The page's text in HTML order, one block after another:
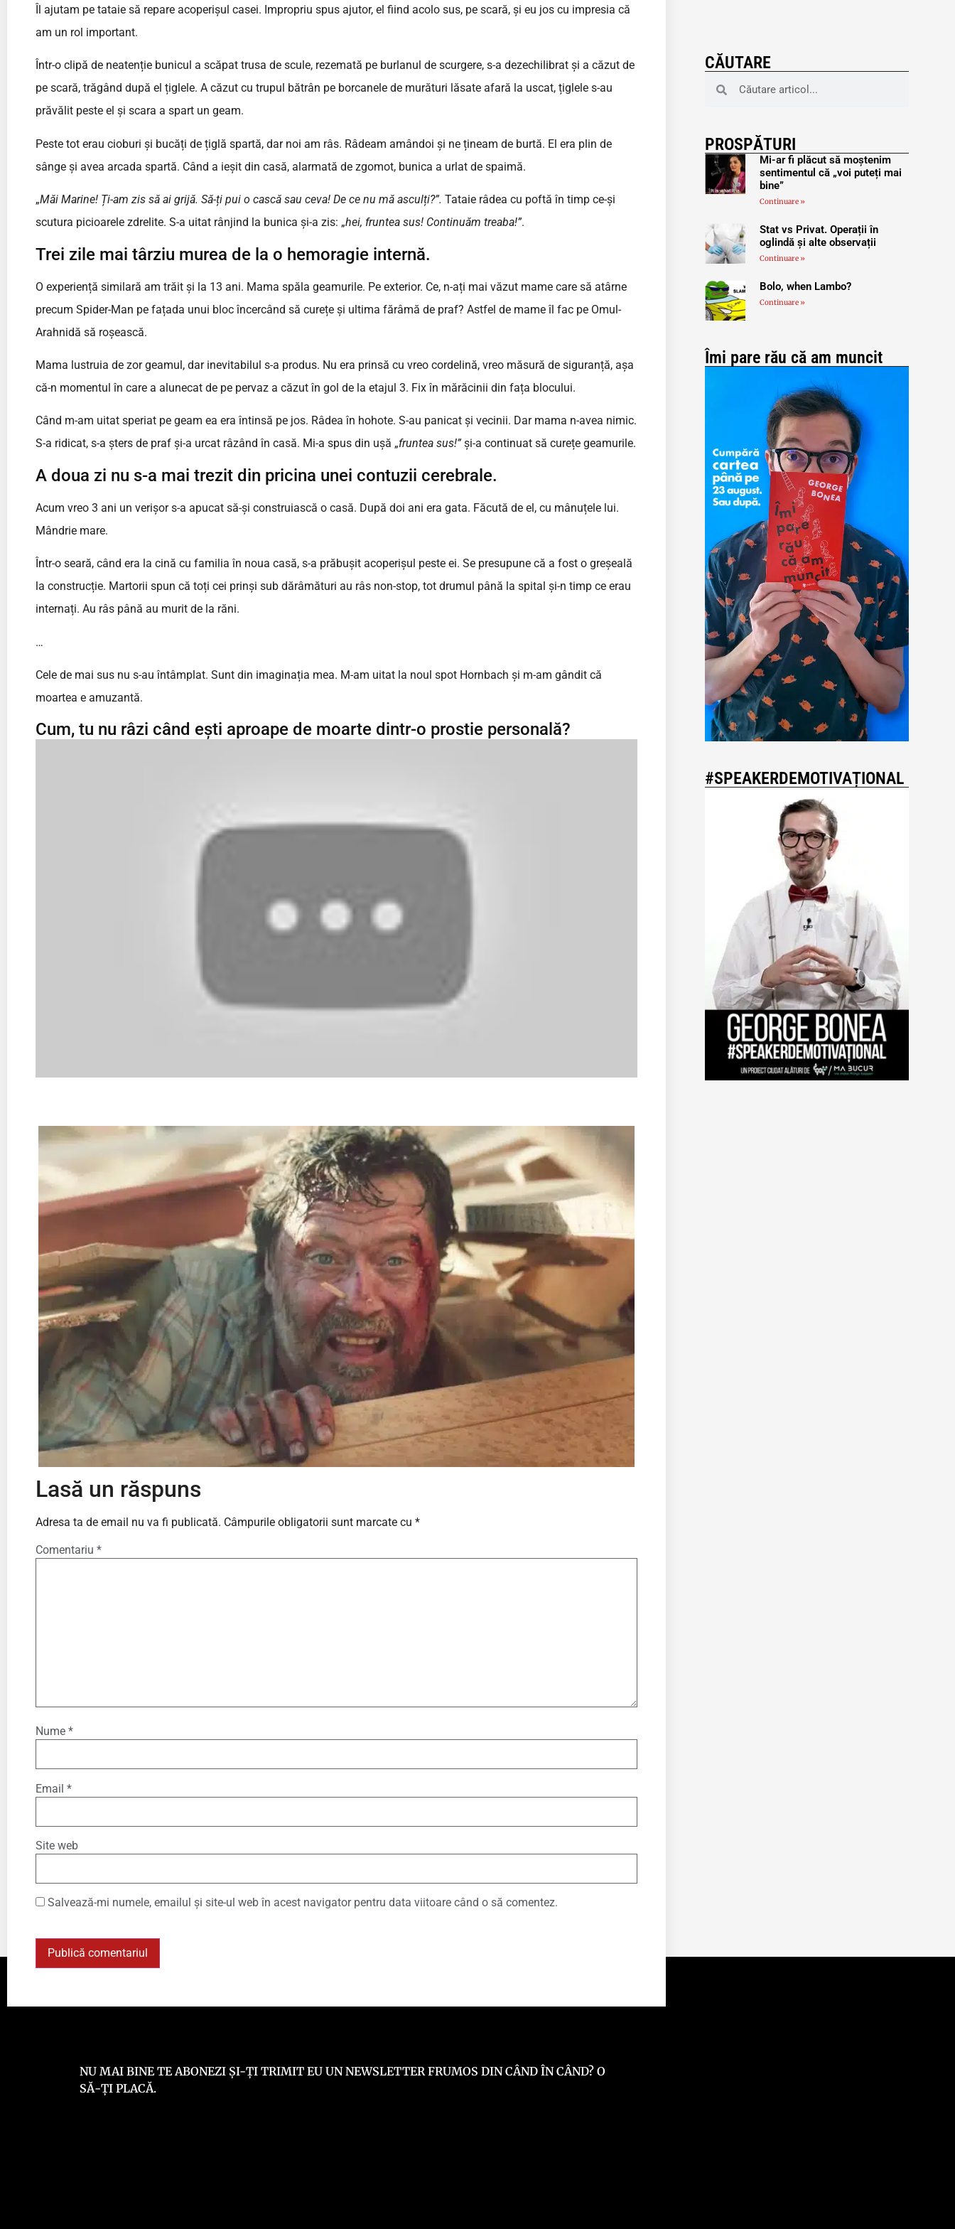
Îl ajutam pe tataie să repare acoperișul casei. Impropriu spus ajutor, el fiind acolo sus, pe scară, și eu jos cu impresia că
am un rol important.
Într-o clipă de neatenție bunicul a scăpat trusa de scule, rezemată pe burlanul de scurgere, s-a dezechilibrat și a căzut de
pe scară, trăgând după el țiglele. A căzut cu trupul bătrân pe borcanele de murături lăsate afară la uscat, țiglele s-au
prăvălit peste el și scara a spart un geam.
Peste tot erau cioburi și bucăți de țiglă spartă, dar noi am râs. Râdeam amândoi și ne țineam de burtă. El era plin de
sânge și avea arcada spartă. Când a ieșit din casă, alarmată de zgomot, bunica a urlat de spaimă.
„Măi Marine! Ți-am zis să ai grijă. Să-ți pui o cască sau ceva! De ce nu mă asculți?”. Tataie râdea cu poftă în timp ce-și
scutura picioarele zdrelite. S-a uitat rânjind la bunica și-a zis: „hei, fruntea sus! Continuăm treaba!”.
Trei zile mai târziu murea de la o hemoragie internă.
O experiență similară am trăit și la 13 ani. Mama spăla geamurile. Pe exterior. Ce, n-ați mai văzut mame care să atârne
precum Spider-Man pe fațada unui bloc încercând să curețe și ultima fărâmă de praf? Astfel de mame îl fac pe Omul-
Arahnidă să roșească.
Mama lustruia de zor geamul, dar inevitabilul s-a produs. Nu era prinsă cu vreo cordelină, vreo măsură de siguranță, așa
că-n momentul în care a alunecat de pe pervaz a căzut în gol de la etajul 3. Fix în mărăcinii din fața blocului.
Când m-am uitat speriat pe geam ea era întinsă pe jos. Râdea în hohote. S-au panicat și vecinii. Dar mama n-avea nimic.
S-a ridicat, s-a șters de praf și-a urcat râzând în casă. Mi-a spus din ușă „fruntea sus!”și-a continuat să curețe geamurile.
A doua zi nu s-a mai trezit din pricina unei contuzii cerebrale.
Acum vreo 3 ani un verișor s-a apucat să-și construiască o casă. După doi ani era gata. Făcută de el, cu mânuțele lui.
Mândrie mare.
Într-o seară, când era la cină cu familia în noua casă, s-a prăbușit acoperișul peste ei. Se presupune că a fost o greșeală
la construcție. Martorii spun că toți cei prinși sub dărâmături au râs non-stop, tot drumul până la spital și-n timp ce erau
internați. Au râs până au murit de la răni.
…
Cele de mai sus nu s-au întâmplat. Sunt din imaginația mea. M-am uitat la noul spot Hornbach și m-am gândit că
moartea e amuzantă.
Cum, tu nu râzi când ești aproape de moarte dintr-o prostie personală?
Lasă un răspuns
Adresa ta de email nu va fi publicată. Câmpurile obligatorii sunt marcate cu *
Comentariu *
Nume *
Email *
Site web
Salvează-mi numele, emailul și site-ul web în acest navigator pentru data viitoare când o să comentez.
CĂUTARE
PROSPĂTURI
Mi-ar fi plăcut să moștenim
sentimentul că „voi puteți mai
bine”
Continuare »
Stat vs Privat. Operații în
oglindă și alte observații
Continuare »
Bolo, when Lambo?
Continuare »
Îmi pare rău că am muncit
#SPEAKERDEMOTIVAȚIONAL
NU MAI BINE TE ABONEZI ȘI-ȚI TRIMIT EU UN NEWSLETTER FRUMOS DIN CÂND ÎN CÂND? O
SĂ-ȚI PLACĂ.